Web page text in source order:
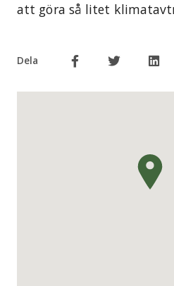
att göra så litet
Dela